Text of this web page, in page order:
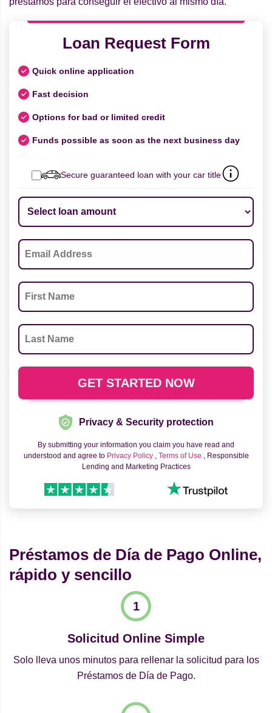
Loan Request Form
Quick online application
Fast decision
Options for bad or limited credit
Funds possible as soon as the next business day
Secure guaranteed loan with your car title
Privacy & Security protection
By submitting your information you claim you have read and
understood and agree to Privacy Policy , Terms of Use , Responsible
Lending and Marketing Practices
Préstamos de Día de Pago Online,
rápido y sencillo
Solicitud Online Simple
Solo lleva unos minutos para rellenar la solicitud para los
Préstamos de Día de Pago.